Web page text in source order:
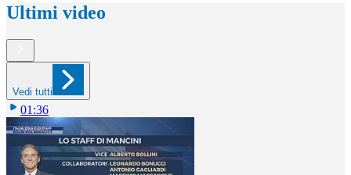
Ultimi video
Vedi tutti
01:36